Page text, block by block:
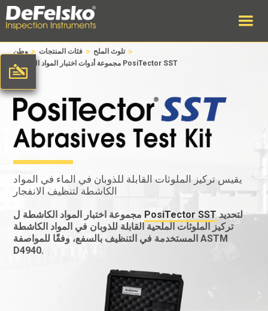
وطن > فئات المنتجات > تلوث الملح >
مجموعة أدوات اختبار المواد الكاشطة PosiTector SST
يقيس تركيز الملوثات القابلة للذوبان في الماء في المواد
الكاشطة لتنظيف الانفجار
PosiTector SSTلتحديد
تركيز الملوثات الملحية القابلة للذوبان في المواد الكاشطة
المستخدمة في التنظيف بالسفع، وفقًا للمواصفة ASTM
D4940.